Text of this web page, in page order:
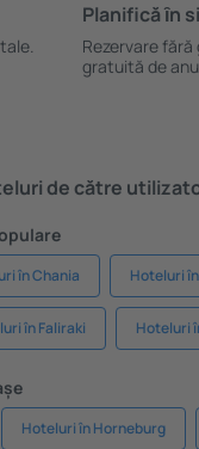
Planifică ȋn
Rezervare
gratuită de
de către
în Chania Hoteluri
în Faliraki Hoteluri
Hoteluri în Horneburg